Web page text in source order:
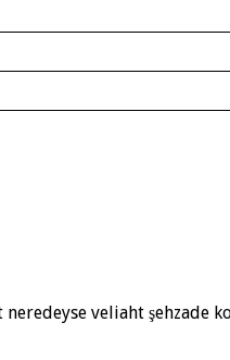
neredeyse veliaht şehzade